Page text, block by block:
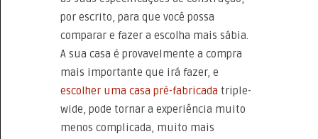
por escrito, para que você possa
comparar e fazer a escolha mais sábia.
A sua casa é provavelmente a compra
mais importante que irá fazer, e
escolher uma casa pré-fabricada triple-
wide, pode tornar a experiência muito
menos complicada, muito mais